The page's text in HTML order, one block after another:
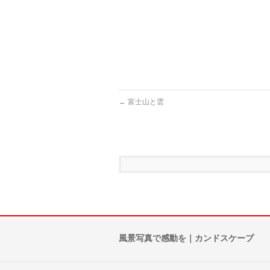
← 富士山と雲
風景写真で感動を｜カンドスケープ